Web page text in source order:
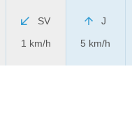
SV
1 km/h
J
5 km/h